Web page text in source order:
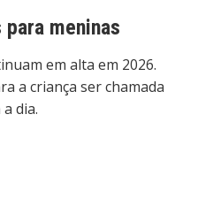
meninas
em alta em 2026.
a criança ser chamada
dia.